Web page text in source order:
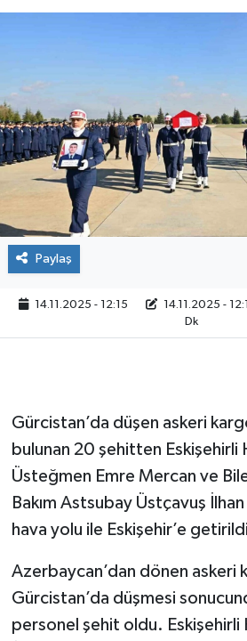
Paylaş
14.11.2025 - 12:15 14.11.2025 -
Dk
Gürcistan’da düşen askeri
bulunan 20 şehitten Eskişehirli
Üsteğmen Emre Mercan ve
Bakım Astsubay Üstçavuş İlhan
hava yolu ile Eskişehir’e
Azerbaycan’dan dönen askeri
Gürcistan’da düşmesi
personel şehit oldu. Eskişehirli